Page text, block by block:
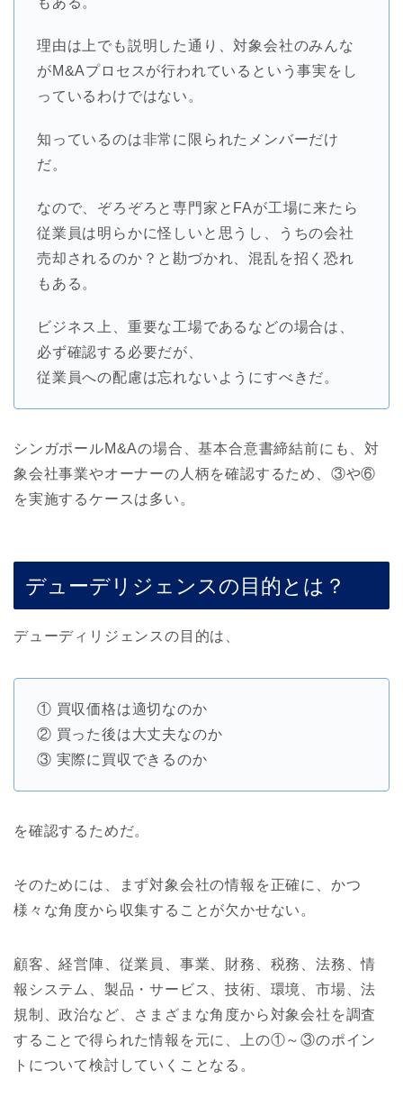
理由は上でも説明した通り、対象会社のみんな
がM&Aプロセスが行われているという事実をし
っているわけではない。
知っているのは非常に限られたメンバーだけ
だ。
なので、ぞろぞろと専門家とFAが工場に来たら
従業員は明らかに怪しいと思うし、うちの会社
売却されるのか？と勘づかれ、混乱を招く恐れ
もある。
ビジネス上、重要な工場であるなどの場合は、
必ず確認する必要だが、
従業員への配慮は忘れないようにすべきだ。
シンガポールM&Aの場合、基本合意書締結前にも、対
象会社事業やオーナーの人柄を確認するため、③や⑥
を実施するケースは多い。
デューデリジェンスの目的とは？
デューディリジェンスの目的は、
① 買収価格は適切なのか
② 買った後は大丈夫なのか
③ 実際に買収できるのか
を確認するためだ。
そのためには、まず対象会社の情報を正確に、かつ
様々な角度から収集することが欠かせない。
顧客、経営陣、従業員、事業、財務、税務、法務、情
報システム、製品・サービス、技術、環境、市場、法
規制、政治など、さまざまな角度から対象会社を調査
することで得られた情報を元に、上の①～③のポイン
トについて検討していくことなる。